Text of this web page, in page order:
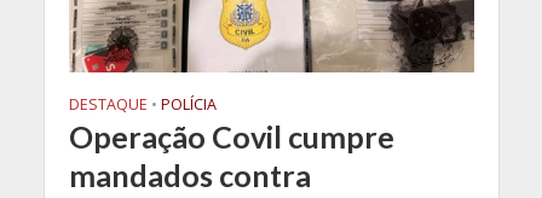
DESTAQUE • POLÍCIA
Operação Covil cumpre
mandados contra